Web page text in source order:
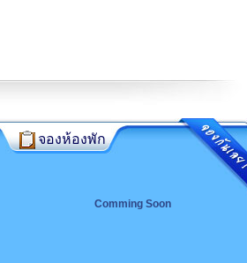
จองห้องพัก
Comming Soon